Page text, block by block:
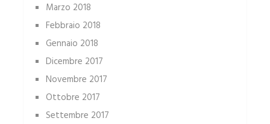
Marzo 2018
Febbraio 2018
Gennaio 2018
Dicembre 2017
Novembre 2017
Ottobre 2017
Settembre 2017